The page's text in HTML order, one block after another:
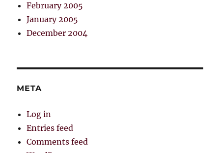
February 2005
January 2005
December 2004
META
Log in
Entries feed
Comments feed